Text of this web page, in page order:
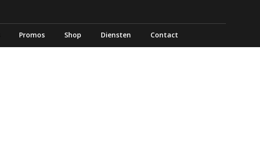
Promos Shop Diensten Contact